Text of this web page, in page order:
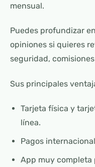
mensual.
Puedes profundizar
opiniones si quieres
seguridad,
Sus principales
Tarjeta física y
línea.
Pagos
App muy completa